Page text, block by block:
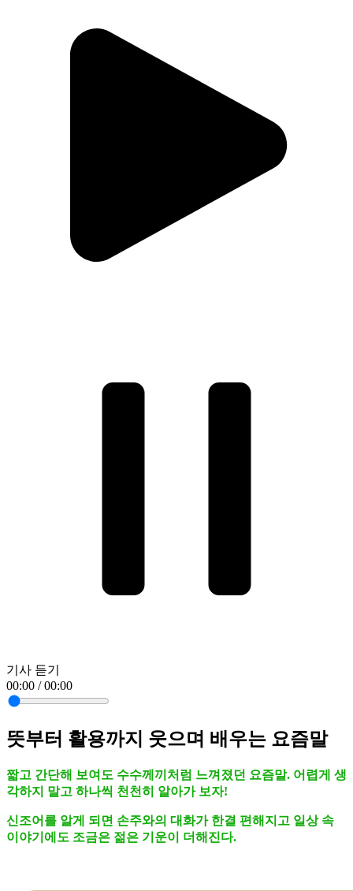
기사 듣기
00:00 / 00:00
뜻부터 활용까지 웃으며 배우는 요즘말
짧고 간단해 보여도 수수께끼처럼 느껴졌던 요즘말. 어렵게 생
각하지 말고 하나씩 천천히 알아가 보자!
신조어를 알게 되면 손주와의 대화가 한결 편해지고 일상 속
이야기에도 조금은 젊은 기운이 더해진다.